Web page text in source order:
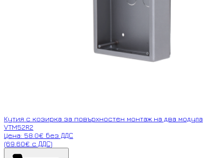
Кутия с козирка за повърхностен монтаж на два модула
VTM52R2
Цена: 58.0€ без ДДС
(69.60€ с ДДС)